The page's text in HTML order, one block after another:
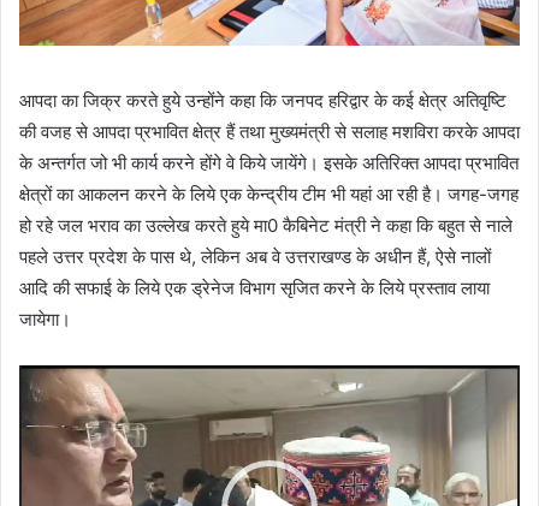
आपदा का जिक्र करते हुये उन्होंने कहा कि जनपद हरिद्वार के कई क्षेत्र अतिवृष्टि
की वजह से आपदा प्रभावित क्षेत्र हैं तथा मुख्यमंत्री से सलाह मशविरा करके आपदा
के अन्तर्गत जो भी कार्य करने होंगे वे किये जायेंगे। इसके अतिरिक्त आपदा प्रभावित
क्षेत्रों का आकलन करने के लिये एक केन्द्रीय टीम भी यहां आ रही है। जगह-जगह
हो रहे जल भराव का उल्लेख करते हुये मा0 कैबिनेट मंत्री ने कहा कि बहुत से नाले
पहले उत्तर प्रदेश के पास थे, लेकिन अब वे उत्तराखण्ड के अधीन हैं, ऐसे नालों
आदि की सफाई के लिये एक ड्रेनेज विभाग सृजित करने के लिये प्रस्ताव लाया
जायेगा।
Video
Player